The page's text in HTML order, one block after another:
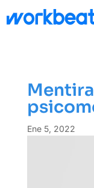
Ene 5, 2022